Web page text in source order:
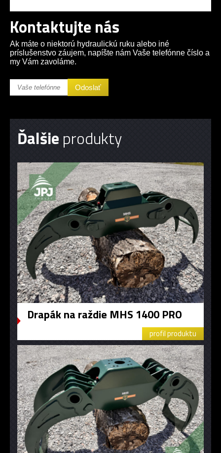
Kontaktujte nás
Ak máte o niektorú hydraulickú ruku alebo iné
príslušenstvo záujem, napíšte nám Vaše telefónne číslo a
my Vám zavoláme.
Ďalšie produkty
Drapák na raždie MHS 1400 PRO
profil produktu